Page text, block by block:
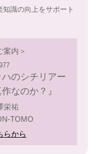
識の向上をサポート
案内＞
ハのシチリアー
なのか？』
栄祐
TOMO
らから